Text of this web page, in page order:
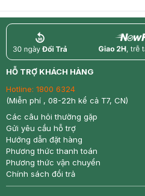
return nowfree
HỖ TRỢ KHÁCH HÀNG
Hotline: 1800 6324
(Miễn phí , 08-22h kể cả T7, CN)
Các câu hỏi thường gặp
Gửi yêu cầu hỗ trợ
Hướng dẫn đặt hàng
Phương thức thanh toán
Phương thức vận chuyển
Chính sách đổi trả